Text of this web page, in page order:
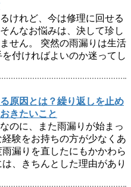
けれど、今は修理に回せる
んなお悩みは、決して珍し
せん。 突然の雨漏りは生活
付ければよいのか迷ってし
原因とは？繰り返しを止め
きたいこと
のに、また雨漏りが始まっ
験をお持ちの方が少なくあ
雨漏りを直したにもかかわら
、きちんとした理由があり